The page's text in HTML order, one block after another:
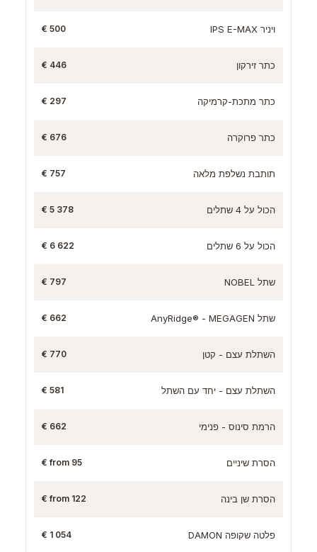
ויניר IPS E-MAX 500 €
כתר זירקון 446 €
כתר מתכת-קרמיקה 297 €
כתר פרוקרה 676 €
תותבת נשלפת מלאה 757 €
הכול על 4 שתלים 5 378 €
הכול על 6 שתלים 6 622 €
שתל NOBEL 797 €
שתל AnyRidge® - MEGAGEN 662 €
השתלת עצם - קטן 770 €
השתלת עצם - יחד עם השתל 581 €
הרמת סינוס - פנימי 662 €
הסרת שיניים from 95 €
הסרת שן בינה from 122 €
פלטה שקופה DAMON 1 054 €